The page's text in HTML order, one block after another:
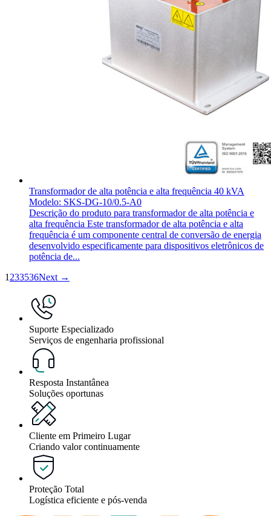
Transformador de alta potência e alta frequência 40 kVA
Modelo: SKS-DG-10/0.5-A0
Descrição do produto para transformador de alta potência e
alta frequência Este transformador de alta potência e alta
frequência é um componente central de conversão de energia
desenvolvido especificamente para dispositivos eletrônicos de
potência de...
1 233536Next →
Suporte Especializado
Serviços de engenharia profissional
Resposta Instantânea
Soluções oportunas
Cliente em Primeiro Lugar
Criando valor continuamente
Proteção Total
Logística eficiente e pós-venda